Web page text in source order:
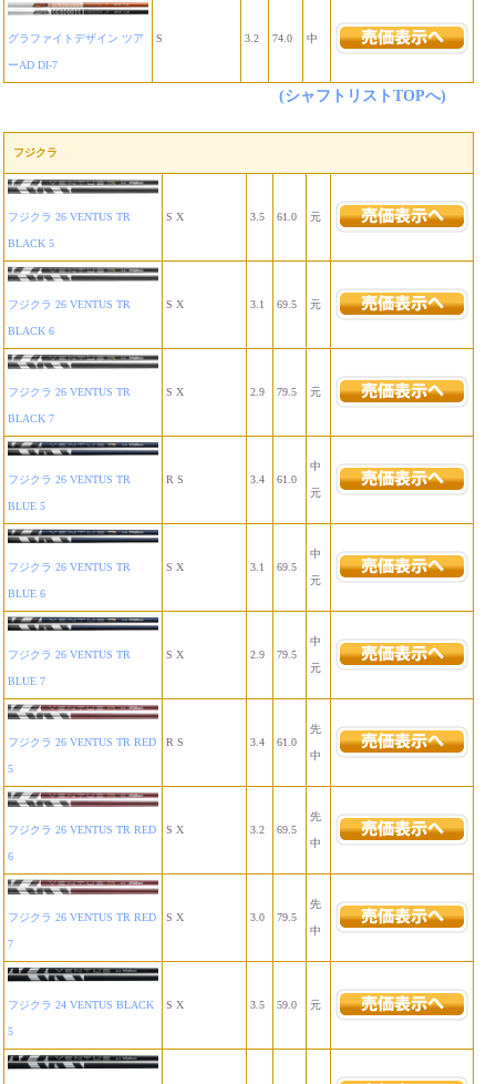
グラファイトデザイン ツア
ーAD DI-7
S 3.2 74.0 中
(シャフトリストTOPへ)
フジクラ
フジクラ 26 VENTUS TR
BLACK 5
S X 3.5 61.0 元
フジクラ 26 VENTUS TR
BLACK 6
S X 3.1 69.5 元
フジクラ 26 VENTUS TR
BLACK 7
S X 2.9 79.5 元
フジクラ 26 VENTUS TR
BLUE 5
R S 3.4 61.0
中
元
フジクラ 26 VENTUS TR
BLUE 6
S X 3.1 69.5
中
元
フジクラ 26 VENTUS TR
BLUE 7
S X 2.9 79.5
中
元
フジクラ 26 VENTUS TR RED
5
R S 3.4 61.0
先
中
フジクラ 26 VENTUS TR RED
6
S X 3.2 69.5
先
中
フジクラ 26 VENTUS TR RED
7
S X 3.0 79.5
先
中
フジクラ 24 VENTUS BLACK
5
S X 3.5 59.0 元